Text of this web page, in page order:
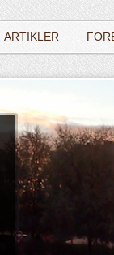
ARTIKLER